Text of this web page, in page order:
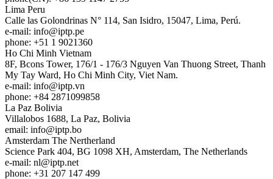
Lima Peru
Calle las Golondrinas N° 114, San Isidro, 15047, Lima, Perú.
e-mail: info
iptp.pe
phone: +51 1 9021360
Ho Chi Minh Vietnam
8F, Bcons Tower, 176/1 - 176/3 Nguyen Van Thuong Street, Thanh
My Tay Ward, Ho Chi Minh City, Viet Nam.
e-mail: info
iptp.vn
phone: +84 2871099858
La Paz Bolivia
Villalobos 1688, La Paz, Bolivia
email: info
iptp.bo
Amsterdam The Nertherland
Science Park 404, BG 1098 XH, Amsterdam, The Netherlands
e-mail: nl
iptp.net
phone: +31 207 147 499